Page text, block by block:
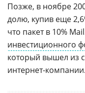
Позже, в ноябре
долю, купив еще
что пакет в 10%
инвестиционного
который вышел из
интернет-компании.